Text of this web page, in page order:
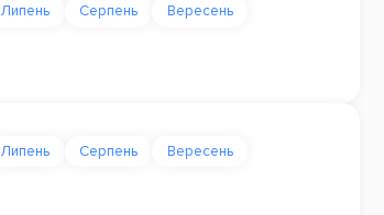
Липень Серпень Вересень
Липень Серпень Вересень